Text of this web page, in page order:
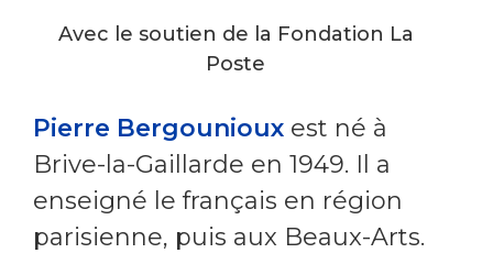
Avec le soutien de la Fondation La
Poste
Pierre Bergounioux est né à
Brive-la-Gaillarde en 1949. Il a
enseigné le français en région
parisienne, puis aux Beaux-Arts.